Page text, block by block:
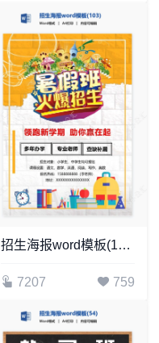
招生海报word模板(103)
7207 759